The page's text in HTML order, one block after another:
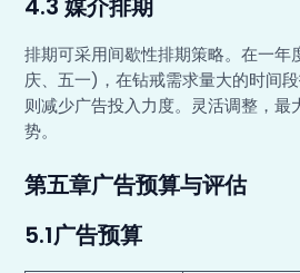
4.3 媒介排期
排期可采用间歇性排期策略。在一年
庆、五一)，在钻戒需求量大的时间
则减少广告投入力度。灵活调整，最
势。
第五章广告预算与评估
5.1广告预算